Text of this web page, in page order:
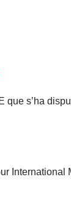
que s’ha
International